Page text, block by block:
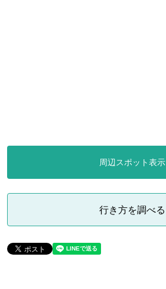
周辺スポット表示
行き方を調べる